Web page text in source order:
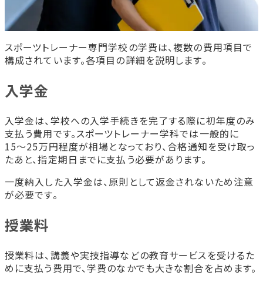
スポーツトレーナー専門学校の学費は、複数の費用項目で
構成されています。各項目の詳細を説明します。
入学金
入学金は、学校への入学手続きを完了する際に初年度のみ
支払う費用です。スポーツトレーナー学科では一般的に
15〜25万円程度が相場となっており、合格通知を受け取っ
たあと、指定期日までに支払う必要があります。
一度納入した入学金は、原則として返金されないため注意
が必要です。
授業料
授業料は、講義や実技指導などの教育サービスを受けるた
めに支払う費用で、学費のなかでも大きな割合を占めます。